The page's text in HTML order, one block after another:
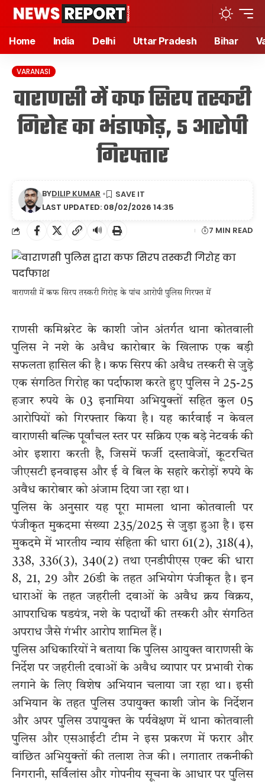
Home India Delhi Uttar Pradesh Bihar
VARANASI
वाराणसी में कफ सिरप तस्करी
गिरोह का भंडाफोड़, 5 आरोपी
गिरफ्तार
LAST UPDATED: 08/02/2026 14:35
BYDILIP KUMAR
🔊 7 MIN READ
वाराणसी में कफ सिरप तस्करी गिरोह के पांच आरोपी पुलिस गिरफ्त में
राणसी कमिश्नरेट के काशी जोन अंतर्गत थाना कोतवाली
पुलिस ने नशे के अवैध कारोबार के खिलाफ एक बड़ी
सफलता हासिल की है। कफ सिरप की अवैध तस्करी से जुड़े
एक संगठित गिरोह का पर्दाफाश करते हुए पुलिस ने 25-25
हजार रुपये के 03 इनामिया अभियुक्तों सहित कुल 05
आरोपियों को गिरफ्तार किया है। यह कार्रवाई न केवल
वाराणसी बल्कि पूर्वांचल स्तर पर सक्रिय एक बड़े नेटवर्क की
ओर इशारा करती है, जिसमें फर्जी दस्तावेजों, कूटरचित
जीएसटी इनवाइस और ई वे बिल के सहारे करोड़ों रुपये के
अवैध कारोबार को अंजाम दिया जा रहा था।
पुलिस के अनुसार यह पूरा मामला थाना कोतवाली पर
पंजीकृत मुकदमा संख्या 235/2025 से जुड़ा हुआ है। इस
मुकदमे में भारतीय न्याय संहिता की धारा 61(2), 318(4),
338, 336(3), 340(2) तथा एनडीपीएस एक्ट की धारा
8, 21, 29 और 26डी के तहत अभियोग पंजीकृत है। इन
धाराओं के तहत जहरीली दवाओं के अवैध क्रय विक्रय,
आपराधिक षडयंत्र, नशे के पदार्थों की तस्करी और संगठित
अपराध जैसे गंभीर आरोप शामिल हैं।
पुलिस अधिकारियों ने बताया कि पुलिस आयुक्त वाराणसी के
निर्देश पर जहरीली दवाओं के अवैध व्यापार पर प्रभावी रोक
लगाने के लिए विशेष अभियान चलाया जा रहा था। इसी
अभियान के तहत पुलिस उपायुक्त काशी जोन के निर्देशन
और अपर पुलिस उपायुक्त के पर्यवेक्षण में थाना कोतवाली
पुलिस और एसआईटी टीम ने इस प्रकरण में फरार और
वांछित अभियुक्तों की तलाश तेज की। लगातार तकनीकी
निगरानी, सर्विलांस और गोपनीय सूचना के आधार पर पुलिस